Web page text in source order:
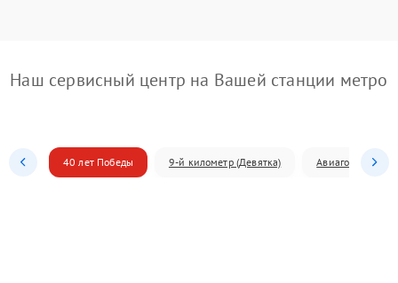
Наш сервисный центр на Вашей станции метро
40 лет Победы 9-й километр (Девятка) Авиагородок